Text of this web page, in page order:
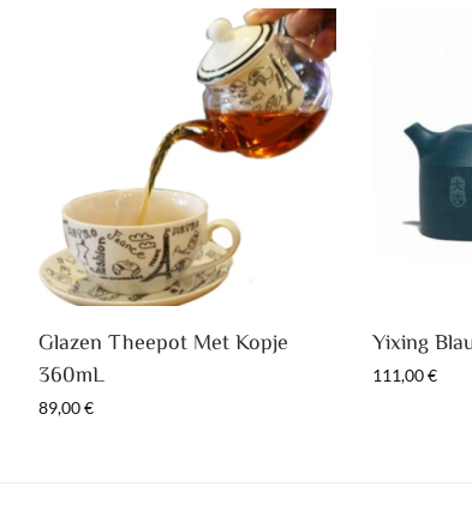
Glazen Theepot Met Kopje
360mL
89,00€
Yixing
111,00€